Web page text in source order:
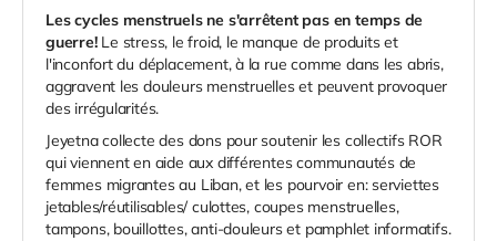
Les cycles menstruels ne s'arrêtent pas en temps de
guerre!Le stress, le froid, le manque de produits et
l'inconfort du déplacement, à la rue comme dans les abris,
aggravent les douleurs menstruelles et peuvent provoquer
des irrégularités.
Jeyetna collecte des dons pour soutenir les collectifs ROR
qui viennent en aide aux différentes communautés de
femmes migrantes au Liban, et les pourvoir en: serviettes
jetables/réutilisables/ culottes, coupes menstruelles,
tampons, bouillottes, anti-douleurs et pamphlet informatifs.